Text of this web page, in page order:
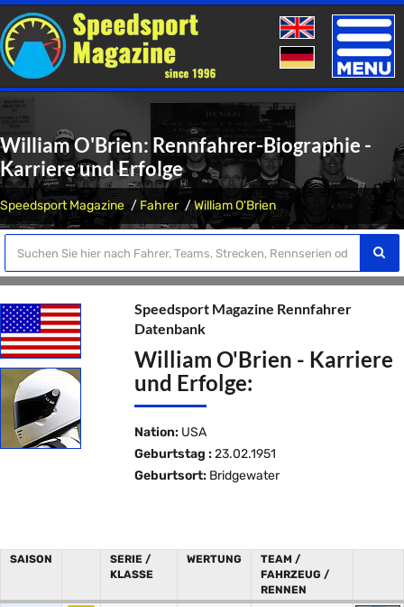
Toggle
William O'Brien: Rennfahrer-Biographie -
Karriere und Erfolge
Speedsport Magazine Fahrer William O'Brien
Speedsport Magazine Rennfahrer
Datenbank
William O'Brien - Karriere
und Erfolge:
Nation: USA
Geburtstag : 23.02.1951
Geburtsort: Bridgewater
SAISON
SERIE /
KLASSE
WERTUNG
TEAM /
FAHRZEUG /
RENNEN